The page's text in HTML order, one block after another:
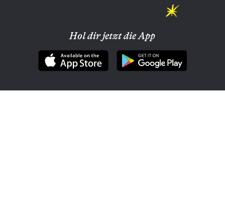
Hol dir jetzt die App